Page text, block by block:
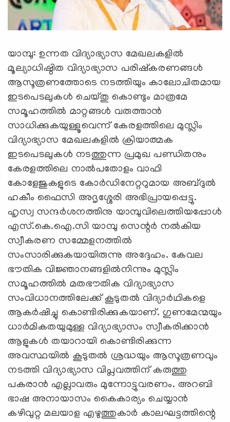
യാമ്പു: ഉന്നത വിദ്യാഭ്യാസ മേഖലകളില്‍
മൂല്യാധിഷ്ഠിത വിദ്യാഭ്യാസ പരിഷ്‌കരണങ്ങള്‍
ആസൂത്രണത്തോടെ നടത്തിയും കാലോചിതമായ
ഇടപെടലുകള്‍ ചെയ്തു കൊണ്ടും മാത്രമേ
സമൂഹത്തില്‍ മാറ്റങ്ങള്‍ വരുത്താന്‍
സാധിക്കുകയുള്ളൂവെന്ന് കേരളത്തിലെ മുസ്ലിം
വിദ്യാഭ്യാസ മേഖലകളില്‍ ക്രിയാത്മക
ഇടപെടലുകള്‍ നടത്തുന്ന പ്രമുഖ പണ്ഡിതനും
കേരളത്തിലെ നാല്‍പതോളം വാഫി
കോളേജുകളുടെ കോര്‍ഡിനേറ്ററുമായ അബ്ദുല്‍
ഹകീം ഫൈസി അദൃശ്ശേരി അഭിപ്രായപ്പെട്ടു.
ഹൃസ്വ സന്ദര്‍ശനത്തിനു യാമ്പുവിലെത്തിയപ്പോള്‍
എസ്.കെ.ഐ.സി യാമ്പു സെന്റര്‍ നല്‍കിയ
സ്വീകരണ സമ്മേളനത്തില്‍
സംസാരിക്കുകയായിരുന്നു അദ്ദേഹം. കേവല
ഭൗതിക വിജ്ഞാനങ്ങളില്‍നിന്നും മുസ്ലിം
സമൂഹത്തില്‍ മതഭൗതിക വിദ്യാഭ്യാസ
സംവിധാനത്തിലേക്ക് കൂടുതല്‍ വിദ്യാര്‍ഥികളെ
ആകര്‍ഷിച്ചു കൊണ്ടിരിക്കുകയാണ്. ഗുണമേന്മയും
ധാര്‍മികതയുമുള്ള വിദ്യാഭ്യാസം സ്വീകരിക്കാന്‍
ആളുകള്‍ തയാറായി കൊണ്ടിരിക്കുന്ന
അവസ്ഥയില്‍ കൂടുതല്‍ ശ്രദ്ധയും ആസൂത്രണവും
നടത്തി വിദ്യാഭ്യാസ വിപ്ലവത്തിന് കരുത്തു
പകരാന്‍ എല്ലാവരും മുന്നോട്ടുവരണം. അറബി
ഭാഷ അനായാസം കൈകാര്യം ചെയ്യാന്‍
കഴിവുറ്റ മലയാള എഴുത്തുകാര്‍ കാലഘട്ടത്തിന്റെ